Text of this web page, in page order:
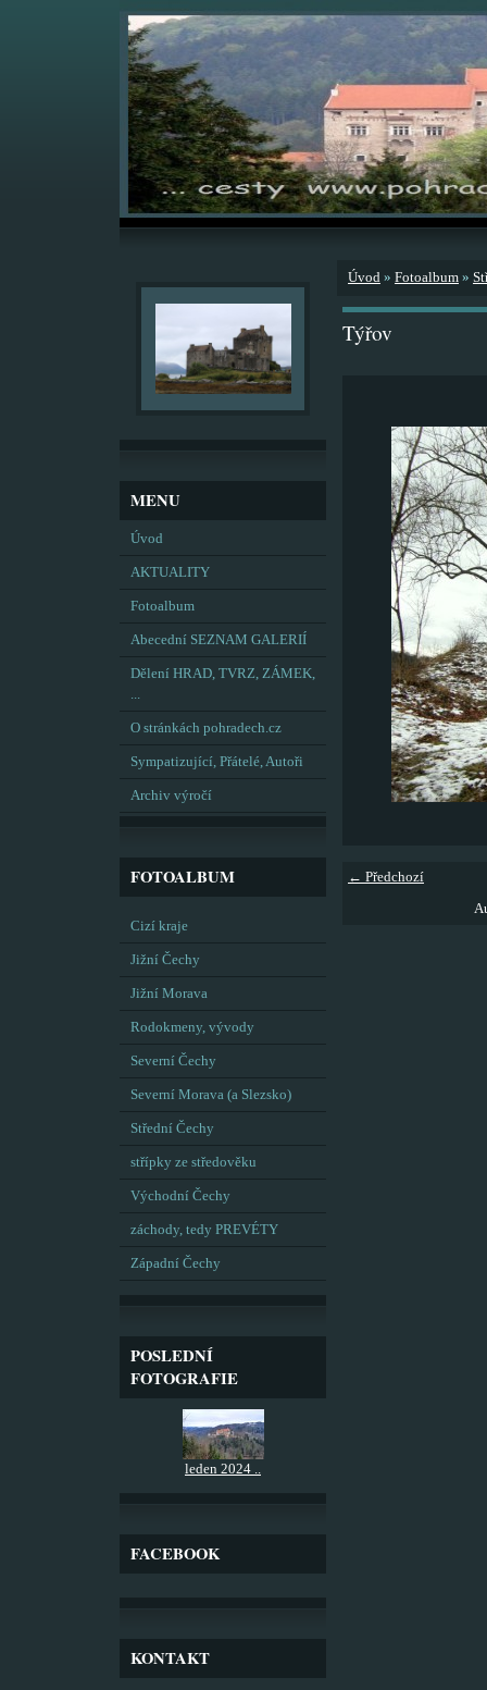
MENU
Úvod
AKTUALITY
Fotoalbum
Abecední SEZNAM GALERIÍ
Dělení HRAD, TVRZ, ZÁMEK,
...
O stránkách pohradech.cz
Sympatizující, Přátelé, Autoři
Archiv výročí
FOTOALBUM
Cizí kraje
Jižní Čechy
Jižní Morava
Rodokmeny, vývody
Severní Čechy
Severní Morava (a Slezsko)
Střední Čechy
střípky ze středověku
Východní Čechy
záchody, tedy PREVÉTY
Západní Čechy
POSLEDNÍ
FOTOGRAFIE
leden 2024 ..
FACEBOOK
KONTAKT
Úvod » Fotoalbum »
Týřov
← Předchozí